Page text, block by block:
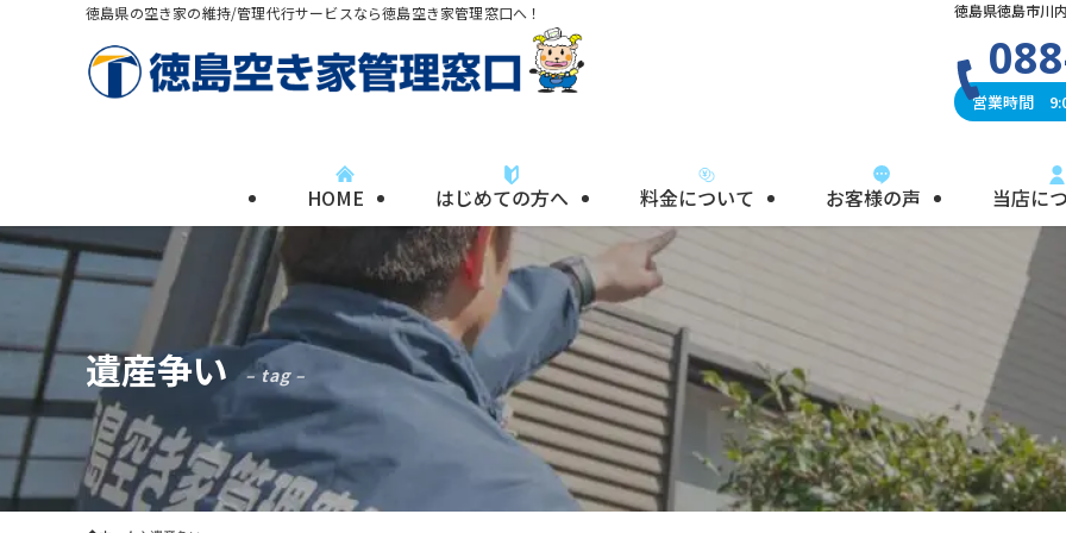
徳島県の空き家の維持/管理代行サービスなら徳島空き家管理窓口へ！
HOME はじめての方へ 料金について お客様の声 当店に
徳島県徳島市川
営業時間
遺産争い – tag –